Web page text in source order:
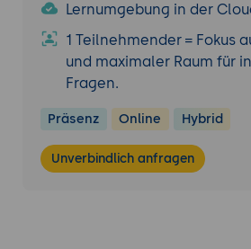
Lernumgebung in der
1 Teilnehmender = Fokus
und maximaler Raum für
Fragen.
Präsenz Online Hybrid
Unverbindlich anfragen